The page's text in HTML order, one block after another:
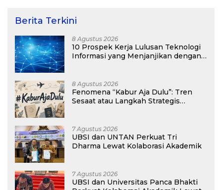
Berita Terkini
8 Agustus 2026
10 Prospek Kerja Lulusan Teknologi
Informasi yang Menjanjikan dengan
8 Agustus 2026
Fenomena “Kabur Aja Dulu”: Tren
Sesaat atau Langkah Strategis
7 Agustus 2026
UBSI dan UNTAN Perkuat Tri
Dharma Lewat Kolaborasi Akademik
7 Agustus 2026
UBSI dan Universitas Panca Bhakti